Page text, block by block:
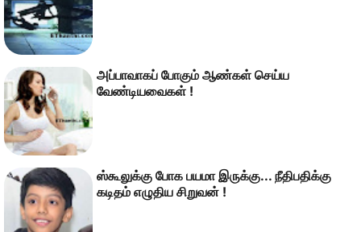
அப்பாவாகப் போகும் ஆண்கள் செய்ய
வேண்டியவைகள் !
ஸ்கூலுக்கு போக பயமா இருக்கு... நீதிபதிக்கு
கடிதம் எழுதிய சிறுவன் !